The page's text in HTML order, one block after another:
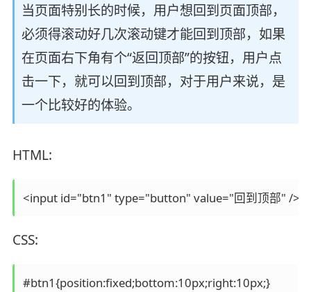
当页面特别长的时候，用户想回到页面顶部，
必须得滚动好几次滚动键才能回到顶部，如果
在页面右下角有个“返回顶部”的按钮，用户点
击一下，就可以回到顶部，对于用户来说，是
一个比较好的体验。
HTML:
CSS:
#btn1{position:fixed;bottom:10px;right:10px;}